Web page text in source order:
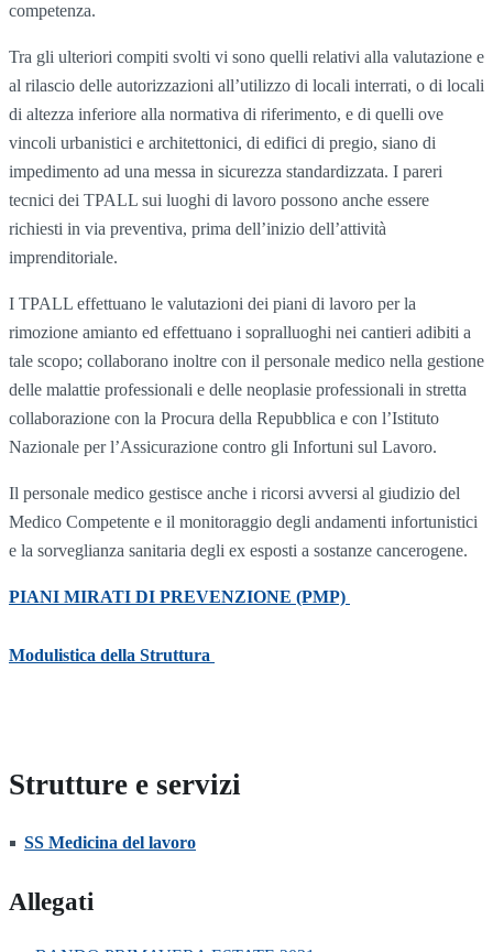
competenza.
Tra gli ulteriori compiti svolti vi sono quelli relativi alla valutazione e
al rilascio delle autorizzazioni all’utilizzo di locali interrati, o di locali
di altezza inferiore alla normativa di riferimento, e di quelli ove
vincoli urbanistici e architettonici, di edifici di pregio, siano di
impedimento ad una messa in sicurezza standardizzata. I pareri
tecnici dei TPALL sui luoghi di lavoro possono anche essere
richiesti in via preventiva, prima dell’inizio dell’attività
imprenditoriale.
I TPALL effettuano le valutazioni dei piani di lavoro per la
rimozione amianto ed effettuano i sopralluoghi nei cantieri adibiti a
tale scopo; collaborano inoltre con il personale medico nella gestione
delle malattie professionali e delle neoplasie professionali in stretta
collaborazione con la Procura della Repubblica e con l’Istituto
Nazionale per l’Assicurazione contro gli Infortuni sul Lavoro.
Il personale medico gestisce anche i ricorsi avversi al giudizio del
Medico Competente e il monitoraggio degli andamenti infortunistici
e la sorveglianza sanitaria degli ex esposti a sostanze cancerogene.
PIANI MIRATI DI PREVENZIONE (PMP)
Modulistica della Struttura
Strutture e servizi
SS Medicina del lavoro
Allegati